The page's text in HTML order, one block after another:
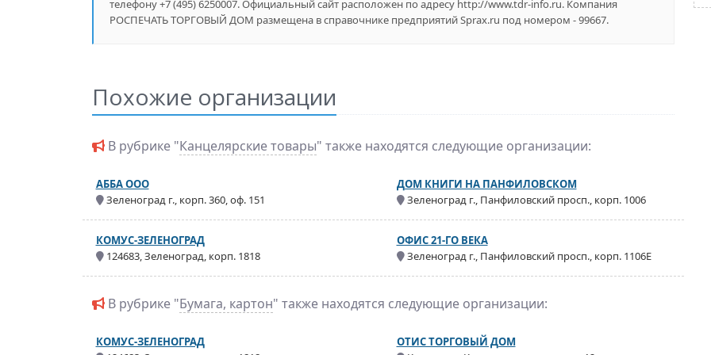
телефону +7 (495) 6250007. Официальный сайт расположен по адресу http://www.tdr-info.ru. Компания
РОСПЕЧАТЬ ТОРГОВЫЙ ДОМ размещена в справочнике предприятий Sprax.ru под номером - 99667.
Похожие организации
В рубрике "Канцелярские товары" также находятся следующие организации:
АББА ООО
Зеленоград г., корп. 360, оф. 151
ДОМ КНИГИ НА ПАНФИЛОВСКОМ
Зеленоград г., Панфиловский просп., корп. 1006
КОМУС-ЗЕЛЕНОГРАД
124683, Зеленоград, корп. 1818
ОФИС 21-ГО ВЕКА
Зеленоград г., Панфиловский просп., корп. 1106Е
В рубрике "Бумага, картон" также находятся следующие организации:
КОМУС-ЗЕЛЕНОГРАД
ОТИС ТОРГОВЫЙ ДОМ